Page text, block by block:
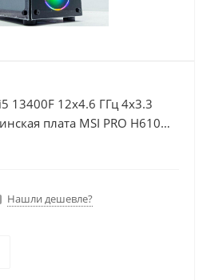
13400F 12x4.6 ГГц 4x3.3
плата MSI PRO H610M-
12Гб, Память DDR4 16Gb,
Нашли дешевле?